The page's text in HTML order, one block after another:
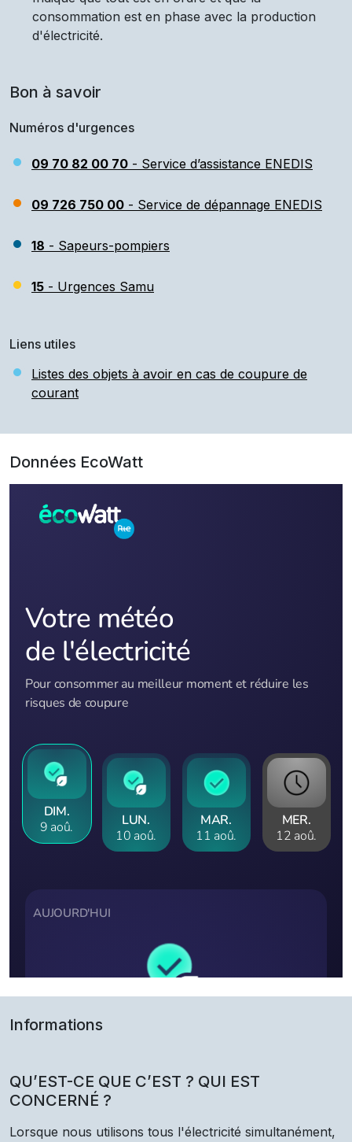
consommation est en phase avec la production
d'électricité.
Bon à savoir
Numéros d'urgences
09 70 82 00 70 - Service d’assistance ENEDIS
09 726 750 00 - Service de dépannage ENEDIS
18 - Sapeurs-pompiers
15 - Urgences Samu
Liens utiles
Listes des objets à avoir en cas de coupure de
courant
Données EcoWatt
Informations
QU’EST-CE QUE C’EST ? QUI EST
CONCERNÉ ?
Lorsque nous utilisons tous l'électricité simultanément,